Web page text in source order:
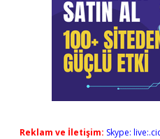
Reklam ve İletişim: Skype: